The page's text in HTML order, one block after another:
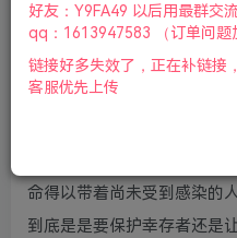
游戏介绍
《最后一站（The Final
Andrey Rumak, Do My Best
存动作冒险游戏。《最后一
灭，但是还没有到绝望的时
命得以带着尚未受到感染的
到底是是要保护幸存者还是
好友：Y9FA49 以后用最群交
qq：1613947583 （订单问题
链接好多失效了，正在补链接
客服优先上传